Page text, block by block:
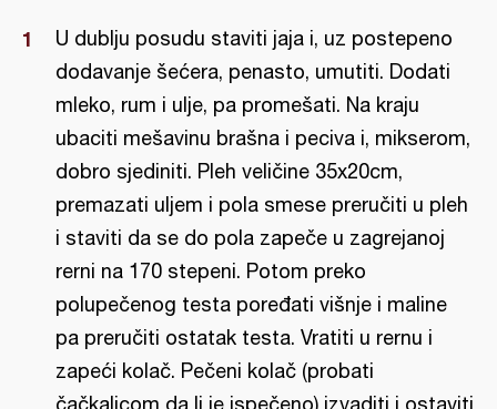
U dublju posudu staviti jaja i, uz postepeno
dodavanje šećera, penasto, umutiti. Dodati
mleko, rum i ulje, pa promešati. Na kraju
ubaciti mešavinu brašna i peciva i, mikserom,
dobro sjediniti. Pleh veličine 35x20cm,
premazati uljem i pola smese preručiti u pleh
i staviti da se do pola zapeče u zagrejanoj
rerni na 170 stepeni. Potom preko
polupečenog testa poređati višnje i maline
pa preručiti ostatak testa. Vratiti u rernu i
zapeći kolač. Pečeni kolač (probati
čačkalicom da li je ispečeno) izvaditi i ostaviti